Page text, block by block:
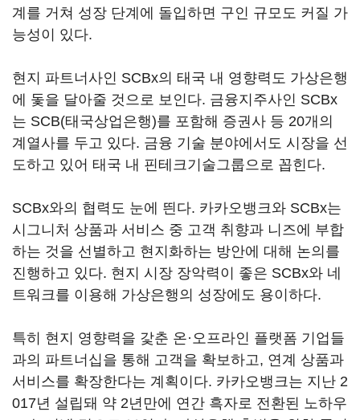
계를 거쳐 성장 단계에 돌입하면 구인 규모도 커질 가
능성이 있다.
현지 파트너사인 SCBx의 태국 내 영향력도 가상은행
에 돛을 달아줄 것으로 보인다. 금융지주사인 SCBx
는 SCB(태국상업은행)를 포함해 증권사 등 20개의
계열사를 두고 있다. 금융 기술 분야에서도 시장을 선
도하고 있어 태국 내 핀테크기술그룹으로 꼽힌다.
SCBx와의 협력도 눈에 띈다. 카카오뱅크와 SCBx는
시그니처 상품과 서비스 중 고객 취향과 니즈에 부합
하는 것을 선별하고 현지화하는 방안에 대해 논의를
진행하고 있다. 현지 시장 장악력이 좋은 SCBx와 네
트워크를 이용해 가상은행의 성장에도 용이하다.
특히 현지 영향력을 갗춘 온·오프라인 플랫폼 기업들
과의 파트너십을 통해 고객을 확보하고, 연계 상품과
서비스를 확장한다는 계획이다. 카카오뱅크는 지난 2
017년 설립돼 약 2년만에 연간 흑자로 전환된 노하우